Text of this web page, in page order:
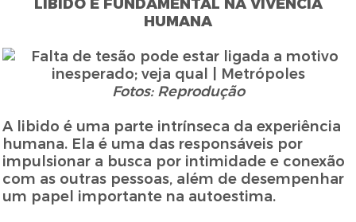
LIBIDO É FUNDAMENTAL NA VIVÊNCIA
HUMANA
Fotos: Reprodução
A libido é uma parte intrínseca da experiência
humana. Ela é uma das responsáveis por
impulsionar a busca por intimidade e conexão
com as outras pessoas, além de desempenhar
um papel importante na autoestima.